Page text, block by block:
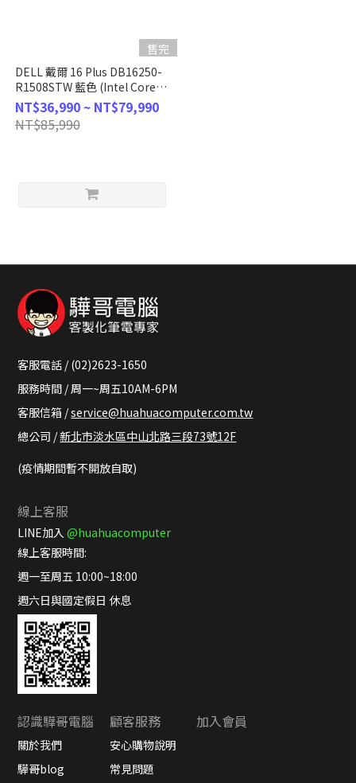
售完
DELL 戴爾 16 Plus DB16250-
R1508STW 藍色 (Intel Core
Ultra 5
226V/16GB/1TB/W11/2.5K/16)
客製化AI文書筆電
NT$36,990 ~ NT$79,990
NT$85,990
客服電話 / (02)2623-1650
服務時間 / 周一~周五10AM-6PM
客服信箱 /service@huahuacomputer.com.tw
總公司 /新北市淡水區中山北路三段73號12F
(疫情期間暫不開放自取)
線上客服
LINE加入@huahuacomputer
線上客服時間:
週一至周五 10:00~18:00
週六日與國定假日 休息
認識驊哥電腦
關於我們
驊哥blog
顧客服務
安心購物說明
常見問題
加入會員